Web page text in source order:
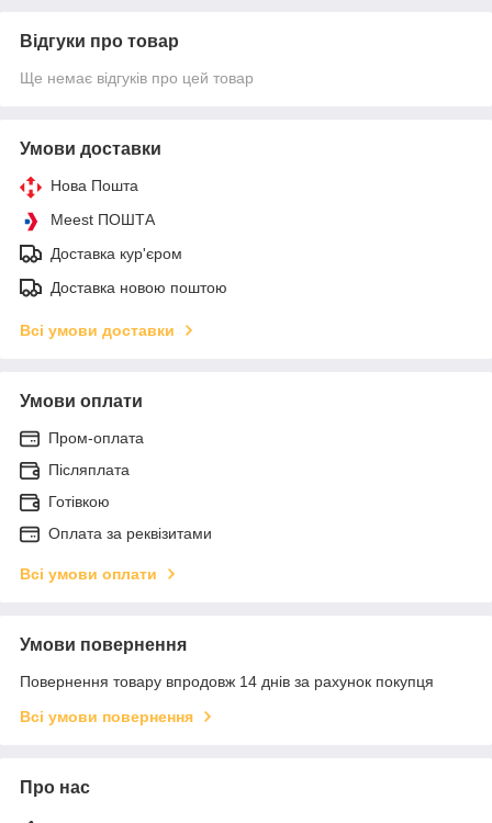
Відгуки про товар
Ще немає відгуків про цей товар
Умови доставки
Нова Пошта
Meest ПОШТА
Доставка кур'єром
Доставка новою поштою
Всі умови доставки
Умови оплати
Пром-оплата
Післяплата
Готівкою
Оплата за реквізитами
Всі умови оплати
Умови повернення
Повернення товару впродовж 14 днів за рахунок покупця
Всі умови повернення
Про нас